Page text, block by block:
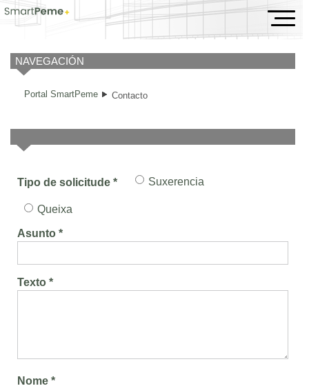
Contacto
NAVEGACIÓN
Portal SmartPeme Contacto
Tipo de solicitude * Suxerencia
Queixa
Asunto *
Texto *
Nome *